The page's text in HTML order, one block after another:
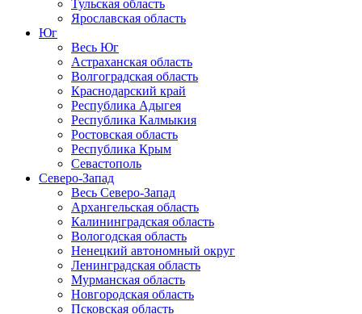
Тульская область
Ярославская область
Юг
Весь Юг
Астраханская область
Волгоградская область
Краснодарский край
Республика Адыгея
Республика Калмыкия
Ростовская область
Республика Крым
Севастополь
Северо-Запад
Весь Северо-Запад
Архангельская область
Калининградская область
Вологодская область
Ненецкий автономный округ
Ленинградская область
Мурманская область
Новгородская область
Псковская область